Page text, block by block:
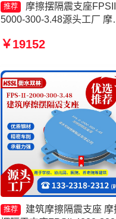
推荐
摩擦摆隔震支座
5000-300-3.48源头工厂 摩
震支座多少钱一套 摩擦摆
￥19152
推荐
建筑摩擦隔震支座 摩